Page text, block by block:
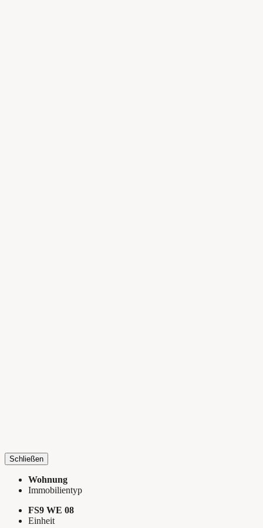
Schließen
Wohnung
Immobilientyp
FS9 WE 08
Einheit